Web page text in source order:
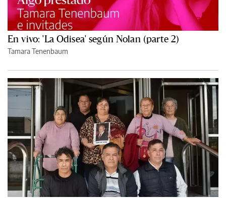
En vivo: 'La Odisea' según Nolan (parte 2)
Tamara Tenenbaum